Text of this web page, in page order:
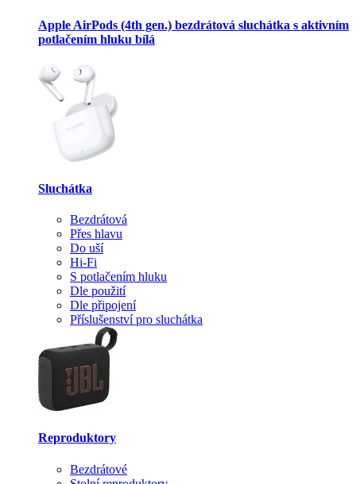
Apple AirPods (4th gen.) bezdrátová sluchátka s aktivním
potlačením hluku bílá
Sluchátka
Bezdrátová
Přes hlavu
Do uší
Hi-Fi
S potlačením hluku
Dle použití
Dle připojení
Příslušenství pro sluchátka
Reproduktory
Bezdrátové